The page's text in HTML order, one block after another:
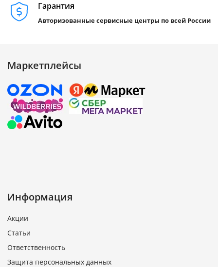
Гарантия
Авторизованные сервисные центры по всей России
Маркетплейсы
Информация
Акции
Статьи
Ответственность
Защита персональных данных